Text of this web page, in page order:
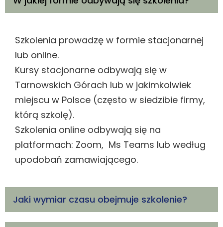
Szkolenia prowadzę w formie stacjonarnej
lub online.
Kursy stacjonarne odbywają się w
Tarnowskich Górach lub w jakimkolwiek
miejscu w Polsce (często w siedzibie firmy,
którą szkolę).
Szkolenia online odbywają się na
platformach: Zoom, Ms Teams lub według
upodobań zamawiającego.
Jaki wymiar czasu obejmuje szkolenie?